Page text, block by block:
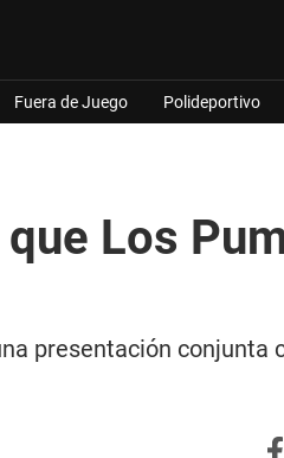
Fuera de Juego Polideportivo
Los
presentación conjunta